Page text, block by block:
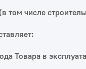
числе
Товара в